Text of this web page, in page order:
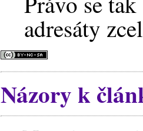
adresáty
Názory k